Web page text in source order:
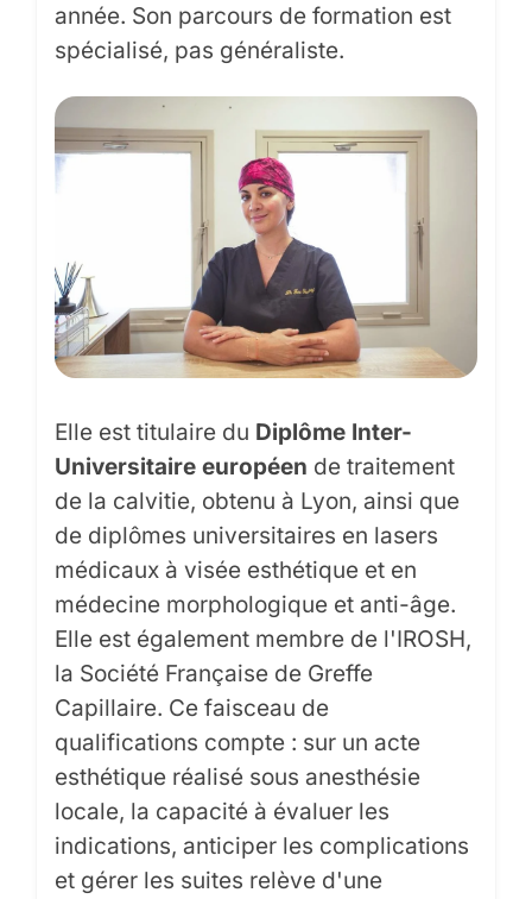
année. Son parcours de formation est
spécialisé, pas généraliste.
Elle est titulaire du Diplôme Inter-
Universitaire européen de traitement
de la calvitie, obtenu à Lyon, ainsi que
de diplômes universitaires en lasers
médicaux à visée esthétique et en
médecine morphologique et anti-âge.
Elle est également membre de l'IROSH,
la Société Française de Greffe
Capillaire. Ce faisceau de
qualifications compte : sur un acte
esthétique réalisé sous anesthésie
locale, la capacité à évaluer les
indications, anticiper les complications
et gérer les suites relève d'une